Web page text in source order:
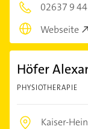
02637 9
Webseite
Höfer
PHYSIOTHERAPIE
Kaiser-